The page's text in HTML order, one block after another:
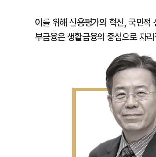
이를 위해 신용평가의 혁신, 국민
부금융은 생활금융의 중심으로 자